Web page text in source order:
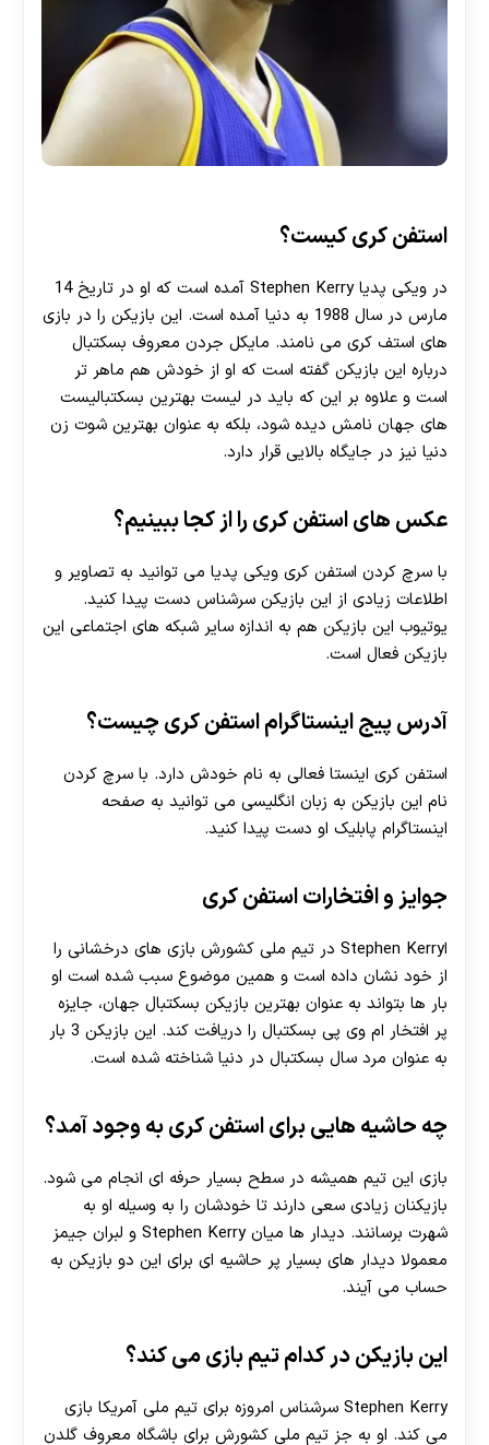
استفن کری کیست؟
در ویکی پدیا Stephen Kerry آمده است که او در تاریخ 14
مارس در سال 1988 به دنیا آمده است. این بازیکن را در بازی
های استف کری می نامند. مایکل جردن معروف بسکتبال
درباره این بازیکن گفته است که او از خودش هم ماهر تر
است و علاوه بر این که باید در لیست بهترین بسکتبالیست
های جهان نامش دیده شود، بلکه به عنوان بهترین شوت زن
دنیا نیز در جایگاه بالایی قرار دارد.
عکس های استفن کری را از کجا ببینیم؟
با سرچ کردن استفن کری ویکی پدیا می توانید به تصاویر و
اطلاعات زیادی از این بازیکن سرشناس دست پیدا کنید.
یوتیوب این بازیکن هم به اندازه سایر شبکه های اجتماعی این
بازیکن فعال است.
آدرس پیج اینستاگرام استفن کری چیست؟
استفن کری اینستا فعالی به نام خودش دارد. با سرچ کردن
نام این بازیکن به زبان انگلیسی می توانید به صفحه
اینستاگرام پابلیک او دست پیدا کنید.
جوایز و افتخارات استفن کری
اStephen Kerry در تیم ملی کشورش بازی های درخشانی را
از خود نشان داده است و همین موضوع سبب شده است او
بار ها بتواند به عنوان بهترین بازیکن بسکتبال جهان، جایزه
پر افتخار ام وی پی بسکتبال را دریافت کند. این بازیکن 3 بار
به عنوان مرد سال بسکتبال در دنیا شناخته شده است.
چه حاشیه هایی برای استفن کری به وجود آمد؟
بازی این تیم همیشه در سطح بسیار حرفه ای انجام می شود.
بازیکنان زیادی سعی دارند تا خودشان را به وسیله او به
شهرت برسانند. دیدار ها میان Stephen Kerry و لبران جیمز
معمولا دیدار های بسیار پر حاشیه ای برای این دو بازیکن به
حساب می آیند.
این بازیکن در کدام تیم بازی می کند؟
Stephen Kerry سرشناس امروزه برای تیم ملی آمریکا بازی
می کند. او به جز تیم ملی کشورش برای باشگاه معروف گلدن